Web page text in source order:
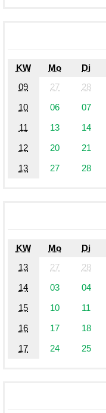
KW Mo Di
09
27 28
10
06 07
11
13 14
12
20 21
13
27 28
KW Mo Di
13
27 28
14
03 04
15
10 11
16
17 18
17
24 25